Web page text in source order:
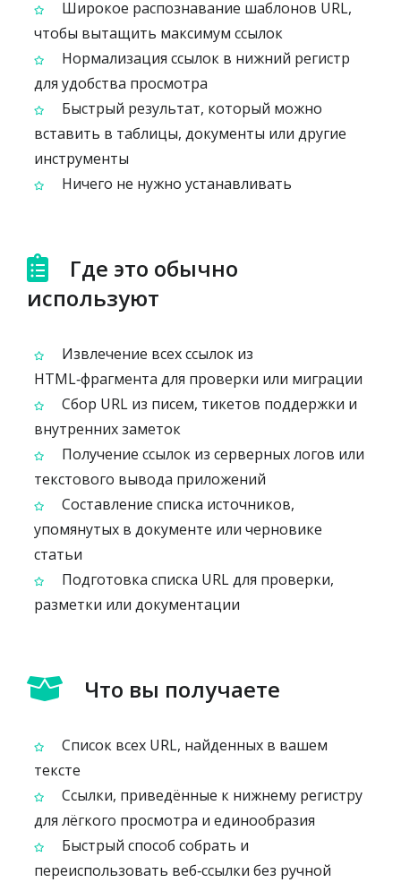
Широкое распознавание шаблонов URL,
чтобы вытащить максимум ссылок
Нормализация ссылок в нижний регистр
для удобства просмотра
Быстрый результат, который можно
вставить в таблицы, документы или другие
инструменты
Ничего не нужно устанавливать
Где это обычно
используют
Извлечение всех ссылок из
HTML‑фрагмента для проверки или миграции
Сбор URL из писем, тикетов поддержки и
внутренних заметок
Получение ссылок из серверных логов или
текстового вывода приложений
Составление списка источников,
упомянутых в документе или черновике
статьи
Подготовка списка URL для проверки,
разметки или документации
Что вы получаете
Список всех URL, найденных в вашем
тексте
Ссылки, приведённые к нижнему регистру
для лёгкого просмотра и единообразия
Быстрый способ собрать и
переиспользовать веб‑ссылки без ручной